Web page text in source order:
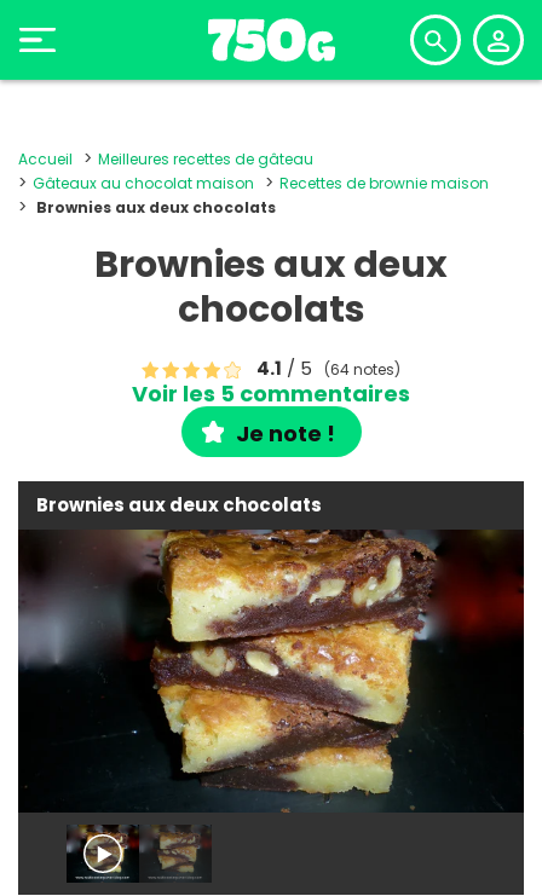
Accueil
Meilleures recettes de gâteau
Gâteaux au chocolat maison
Recettes de brownie maison
Brownies aux deux chocolats
Brownies aux deux
chocolats
4.1 / 5 (64 notes)
Voir les 5 commentaires
Je note !
Brownies aux deux chocolats